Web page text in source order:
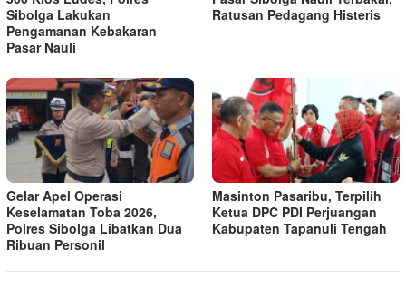
Sibolga Lakukan
Pengamanan Kebakaran
Pasar Nauli
Ratusan Pedagang Histeris
Gelar Apel Operasi
Keselamatan Toba 2026,
Polres Sibolga Libatkan Dua
Ribuan Personil
Masinton Pasaribu, Terpilih
Ketua DPC PDI Perjuangan
Kabupaten Tapanuli Tengah